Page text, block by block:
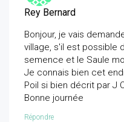
Rey Bernard
Bonjour, je vais
village, s'il est possible
semence et le Saule
Je connais bien cet
Poil si bien décrit par J
Bonne journée
Répondre